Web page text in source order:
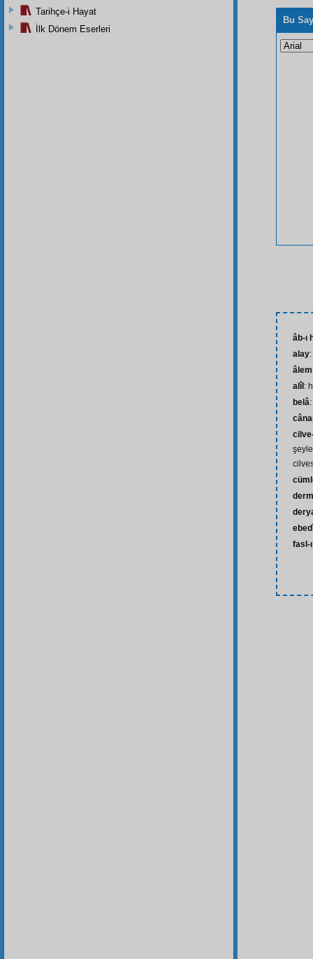
Bu
âb-ı
alay
âlem
alîl :
belâ
fasl-
Tarihçe-i Hayat
İlk Dönem Eserleri